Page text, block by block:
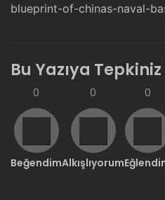
blueprint-of-chinas-naval-
Bu Yazıya
0
Beğendim
0
Alkışlıyorum
0